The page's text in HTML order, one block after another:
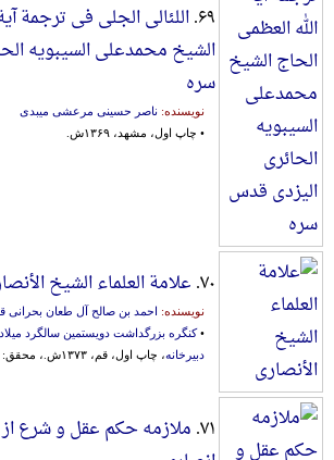
۶۹. اللئالی الجلی فی ترجمة
الشیخ محمدعلی السیبویه
سره‌
نویسنده: ناصر حسینی مرعشی میبدی
• چاپ اول، مشهد، ۱۳۶۹ش.
۷۰. علامة العلماء الشیخ
نویسنده: احمد بن صالح آل طعان بحرانی
•کنگره بزرگداشت دویستمین سالگرد
دبیرخانه، چاپ اول، قم، ۱۳۷۳ش.، محقق:
۷۱. ملازمه حکم عقل و شرع